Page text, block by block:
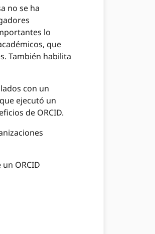
no se ha
lo
que
También habilita
con un
ejecutó un
de ORCID.
ORCID